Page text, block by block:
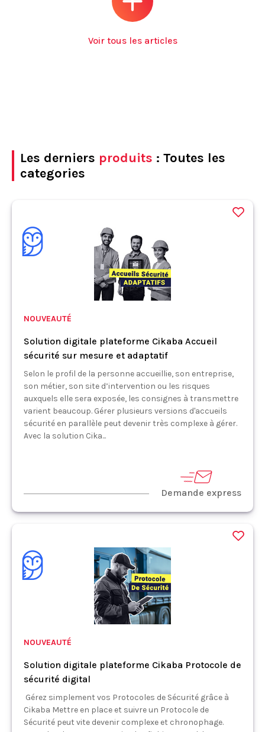
Voir tous les articles
Les derniers produits : Toutes les
categories
NOUVEAUTÉ
Solution digitale plateforme Cikaba Accueil
sécurité sur mesure et adaptatif
Selon le profil de la personne accueillie, son entreprise,
son métier, son site d’intervention ou les risques
auxquels elle sera exposée, les consignes à transmettre
varient beaucoup. Gérer plusieurs versions d'accueils
sécurité en parallèle peut devenir très complexe à gérer.
Avec la solution Cika...
Demande express
NOUVEAUTÉ
Solution digitale plateforme Cikaba Protocole de
sécurité digital
Gérez simplement vos Protocoles de Sécurité grâce à
Cikaba Mettre en place et suivre un Protocole de
Sécurité peut vite devenir complexe et chronophage.